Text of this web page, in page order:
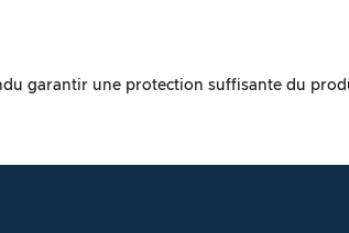
garantir une protection suffisante du